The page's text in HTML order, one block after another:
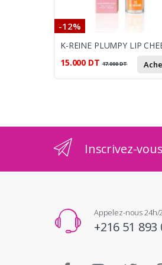
-12%
15.000 DT 17.000DT
Inscrivez-
Appelez-nous 24h/
+216 51 893